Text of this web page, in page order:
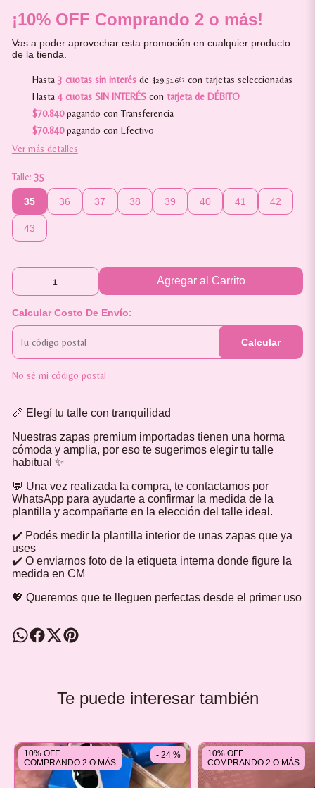
¡10% OFF Comprando 2 o más!
Vas a poder aprovechar esta promoción en cualquier producto
de la tienda.
Hasta 3 cuotas sin interésde $29.51667 con tarjetas seleccionadas
Hasta4 cuotas SIN INTERÉScon tarjeta de DÉBITO
$70.840pagando con Transferencia
$70.840pagando con Efectivo
Ver más detalles
Talle: 35
35 36 37 38 39 40 41 42
43
Agregar al Carrito
Calcular Costo De Envío:
Calcular
No sé mi código postal
📏 Elegí tu talle con tranquilidad
Nuestras zapas premium importadas tienen una horma
cómoda y amplia, por eso te sugerimos elegir tu talle
habitual ✨
💬 Una vez realizada la compra, te contactamos por
WhatsApp para ayudarte a confirmar la medida de la
plantilla y acompañarte en la elección del talle ideal.
✔️ Podés medir la plantilla interior de unas zapas que ya
uses
✔️ O enviarnos foto de la etiqueta interna donde figure la
medida en CM
💖 Queremos que te lleguen perfectas desde el primer uso
Te puede interesar también
10% OFF
COMPRANDO 2 O MÁS
- 24 %
10% OFF
COMPRANDO 2 O MÁS